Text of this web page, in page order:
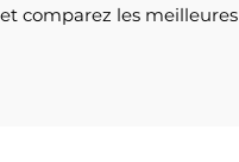
comparez les meilleures